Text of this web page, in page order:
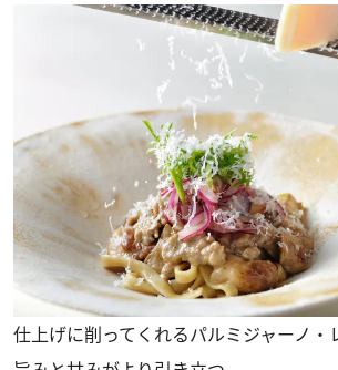
仕上げに削ってくれるパルミジャーノ・